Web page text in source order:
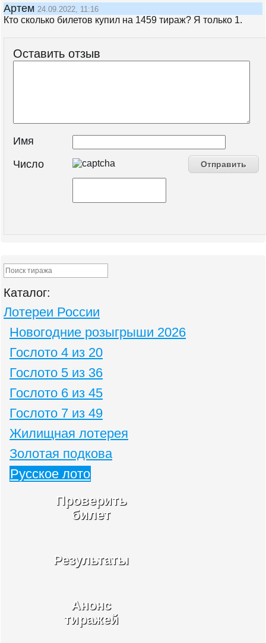
Артем 24.09.2022, 11:16
Кто сколько билетов купил на 1459 тираж? Я только 1.
Оставить отзыв
Имя
Число
Каталог:
Лотереи России
Новогодние розыгрыши 2026
Гослото 4 из 20
Гослото 5 из 36
Гослото 6 из 45
Гослото 7 из 49
Жилищная лотерея
Золотая подкова
Русское лото
Проверить
билет
Результаты
Анонс
тиражей